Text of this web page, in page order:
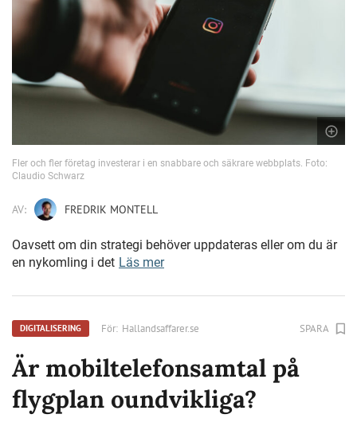
Fler och fler företag investerar i en snabbare och säkrare webbplats. Foto:
Claudio Schwarz
AV: FREDRIK MONTELL
Oavsett om din strategi behöver uppdateras eller om du är
en nykomling i det Läs mer
DIGITALISERING För: Hallandsaffarer.se SPARA
Är mobiltelefonsamtal på
flygplan oundvikliga?